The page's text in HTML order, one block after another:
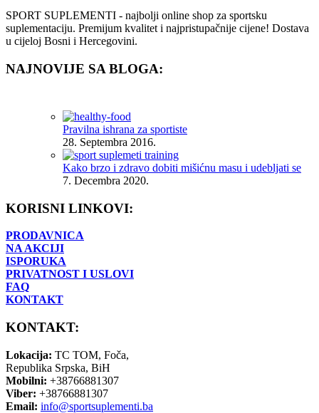
SPORT SUPLEMENTI - najbolji online shop za sportsku
suplementaciju. Premijum kvalitet i najpristupačnije cijene! Dostava
u cijeloj Bosni i Hercegovini.
NAJNOVIJE SA BLOGA:
Pravilna ishrana za sportiste
28. Septembra 2016.
Kako brzo i zdravo dobiti mišićnu masu i udebljati se
7. Decembra 2020.
KORISNI LINKOVI:
PRODAVNICA
NA AKCIJI
ISPORUKA
PRIVATNOST I USLOVI
FAQ
KONTAKT
KONTAKT:
Lokacija: TC TOM, Foča,
Republika Srpska, BiH
Mobilni: +38766881307
Viber: +38766881307
Email: info@sportsuplementi.ba